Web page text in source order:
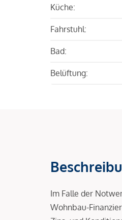
Küche:
Fahrstuhl:
Bad:
Belüftung:
Im Falle der
Wohnbau-